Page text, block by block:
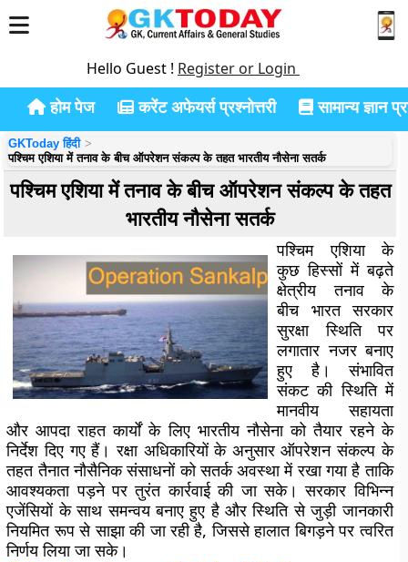
Hello Guest ! Register or Login
होम पेज करेंट अफेयर्स प्रश्नोत्तरी सामान्य ज्ञान
GKToday हिंदी
पश्चिम एशिया में तनाव के बीच ऑपरेशन संकल्प के तहत भारतीय नौसेना सतर्क
पश्चिम एशिया में तनाव के बीच ऑपरेशन संकल्प के तहत
भारतीय नौसेना सतर्क
पश्चिम एशिया के
कुछ हिस्सों में बढ़ते
क्षेत्रीय तनाव के
बीच भारत सरकार
सुरक्षा स्थिति पर
लगातार नजर बनाए
हुए है। संभावित
संकट की स्थिति में
मानवीय सहायता
और आपदा राहत कार्यों के लिए भारतीय नौसेना को तैयार रहने के
निर्देश दिए गए हैं। रक्षा अधिकारियों के अनुसार ऑपरेशन संकल्प के
तहत तैनात नौसैनिक संसाधनों को सतर्क अवस्था में रखा गया है ताकि
आवश्यकता पड़ने पर तुरंत कार्रवाई की जा सके। सरकार विभिन्न
एजेंसियों के साथ समन्वय बनाए हुए है और स्थिति से जुड़ी जानकारी
नियमित रूप से साझा की जा रही है, जिससे हालात बिगड़ने पर त्वरित
निर्णय लिया जा सके।